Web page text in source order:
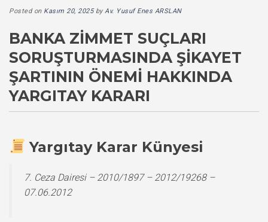
Posted on Kasım 20, 2025byAv. Yusuf Enes ARSLAN
BANKA ZIMMET SUÇLARI
SORUŞTURMASINDA ŞIKAYET
ŞARTININ ÖNEMI HAKKINDA
YARGITAY KARARI
Yargıtay Karar Künyesi
7. Ceza Dairesi – 2010/1897 – 2012/19268 –
07.06.2012